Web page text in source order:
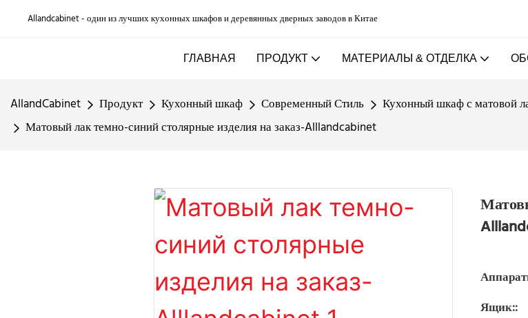
Allandcabinet - один из лучших кухонных шкафов и деревянных дверных заводов в Китае
ГЛАВНАЯ ПРОДУКТ МАТЕРИАЛЫ & ОТДЕЛКА
AllandCabinet Продукт Кухонный шкаф Современный Стиль
Кухонный шкаф с матовой
Матовый лак темно-синий столярные изделия на заказ-Alllandcabinet
Ящик::